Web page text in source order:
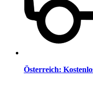
Österreich: